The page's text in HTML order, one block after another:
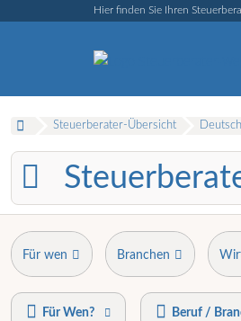
Hier finden Sie Ihren
Steuerberater-Übersicht
Für wen Branchen
Für Wen? Beruf /